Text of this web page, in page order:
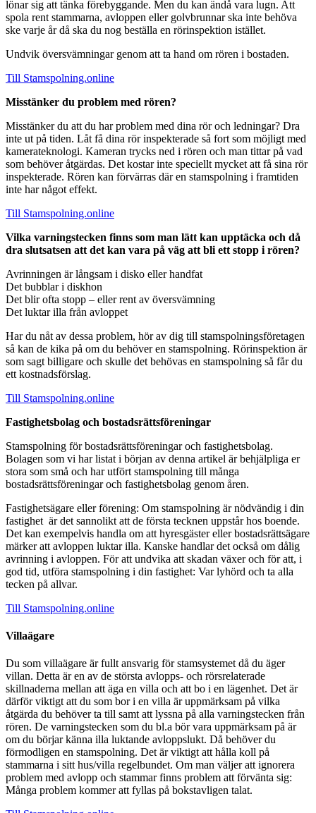
lönar sig att tänka förebyggande. Men du kan ändå vara lugn. Att
spola rent stammarna, avloppen eller golvbrunnar ska inte behöva
ske varje år då ska du nog beställa en rörinspektion istället.
Undvik översvämningar genom att ta hand om rören i bostaden.
Till Stamspolning.online
Misstänker du problem med rören?
Misstänker du att du har problem med dina rör och ledningar? Dra
inte ut på tiden. Låt få dina rör inspekterade så fort som möjligt med
kamerateknologi. Kameran trycks ned i rören och man tittar på vad
som behöver åtgärdas. Det kostar inte speciellt mycket att få sina rör
inspekterade. Rören kan förvärras där en stamspolning i framtiden
inte har något effekt.
Till Stamspolning.online
Vilka varningstecken finns som man lätt kan upptäcka och då
dra slutsatsen att det kan vara på väg att bli ett stopp i rören?
Avrinningen är långsam i disko eller handfat
Det bubblar i diskhon
Det blir ofta stopp – eller rent av översvämning
Det luktar illa från avloppet
Har du nåt av dessa problem, hör av dig till stamspolningsföretagen
så kan de kika på om du behöver en stamspolning. Rörinspektion är
som sagt billigare och skulle det behövas en stamspolning så får du
ett kostnadsförslag.
Till Stamspolning.online
Fastighetsbolag och bostadsrättsföreningar
Stamspolning för bostadsrättsföreningar och fastighetsbolag.
Bolagen som vi har listat i början av denna artikel är behjälpliga er
stora som små och har utfört stamspolning till många
bostadsrättsföreningar och fastighetsbolag genom åren.
Fastighetsägare eller förening: Om stamspolning är nödvändig i din
fastighet är det sannolikt att de första tecknen uppstår hos boende.
Det kan exempelvis handla om att hyresgäster eller bostadsrättsägare
märker att avloppen luktar illa. Kanske handlar det också om dålig
avrinning i avloppen. För att undvika att skadan växer och för att, i
god tid, utföra stamspolning i din fastighet: Var lyhörd och ta alla
tecken på allvar.
Till Stamspolning.online
Villaägare
Du som villaägare är fullt ansvarig för stamsystemet då du äger
villan. Detta är en av de största avlopps- och rörsrelaterade
skillnaderna mellan att äga en villa och att bo i en lägenhet. Det är
därför viktigt att du som bor i en villa är uppmärksam på vilka
åtgärda du behöver ta till samt att lyssna på alla varningstecken från
rören. De varningstecken som du bl.a bör vara uppmärksam på är
om du börjar känna illa luktande avloppslukt. Då behöver du
förmodligen en stamspolning. Det är viktigt att hålla koll på
stammarna i sitt hus/villa regelbundet. Om man väljer att ignorera
problem med avlopp och stammar finns problem att förvänta sig:
Många problem kommer att fyllas på bokstavligen talat.